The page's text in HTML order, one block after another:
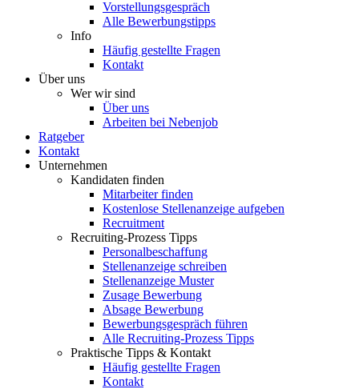
Vorstellungsgespräch
Alle Bewerbungstipps
Info
Häufig gestellte Fragen
Kontakt
Über uns
Wer wir sind
Über uns
Arbeiten bei Nebenjob
Ratgeber
Kontakt
Unternehmen
Kandidaten finden
Mitarbeiter finden
Kostenlose Stellenanzeige aufgeben
Recruitment
Recruiting-Prozess Tipps
Personalbeschaffung
Stellenanzeige schreiben
Stellenanzeige Muster
Zusage Bewerbung
Absage Bewerbung
Bewerbungsgespräch führen
Alle Recruiting-Prozess Tipps
Praktische Tipps & Kontakt
Häufig gestellte Fragen
Kontakt